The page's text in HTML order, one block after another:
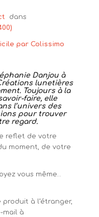
dans
par Colissimo
Danjou à
lunetières
Toujours à la
faire, elle
l’univers des
pour trouver
regard.
reflet de votre
moment, de votre
vous même…
à l’étranger,
mail à